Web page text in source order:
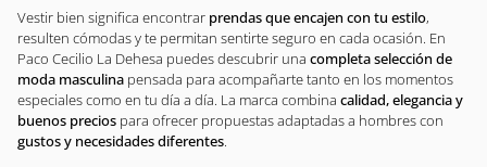
Vestir bien significa encontrar prendas que encajen con tu estilo,
resulten cómodas y te permitan sentirte seguro en cada ocasión. En
Paco Cecilio La Dehesa puedes descubrir una completa selección de
moda masculina pensada para acompañarte tanto en los momentos
especiales como en tu día a día. La marca combina calidad, elegancia y
buenos precios para ofrecer propuestas adaptadas a hombres con
gustos y necesidades diferentes